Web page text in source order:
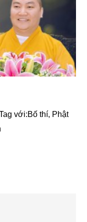
với:Bố thí, Phật